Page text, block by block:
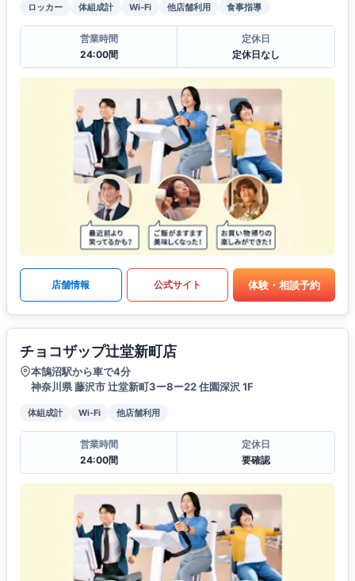
ロッカー 体組成計 Wi-Fi 他店舗利用 食事指導
営業時間
24:00間
定休日
定休日なし
店舗情報 公式サイト 体験・相談予約
チョコザップ辻堂新町店
本鵠沼駅から車で4分
神奈川県 藤沢市 辻堂新町3ー8ー22 住園深沢 1F
体組成計 Wi-Fi 他店舗利用
営業時間
24:00間
定休日
要確認